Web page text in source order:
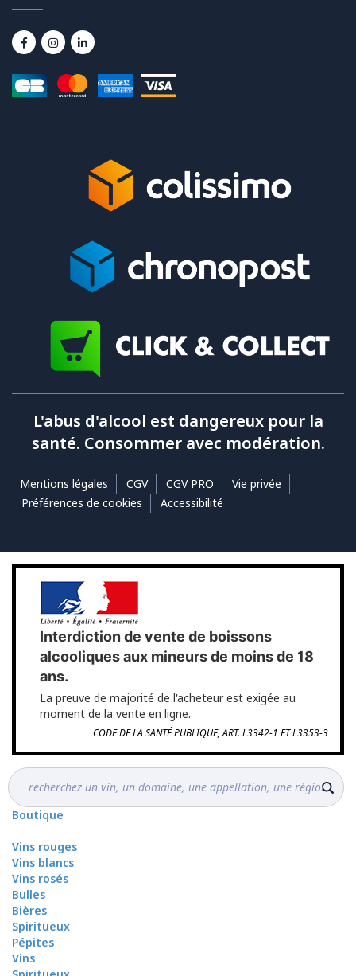
L'abus d'alcool est dangereux pour la
santé. Consommer avec modération.
Mentions légales CGV CGV PRO
Vie privée
Préférences de cookies
Accessibilité
Interdiction de vente de boissons
alcooliques aux mineurs de moins de 18
ans.
La preuve de majorité de l'acheteur est exigée au
moment de la vente en ligne.
CODE DE LA SANTÉ PUBLIQUE, ART. L3342-1 ET L3353-3
Boutique
Vins rouges
Vins blancs
Vins rosés
Bulles
Bières
Spiritueux
Pépites
Vins